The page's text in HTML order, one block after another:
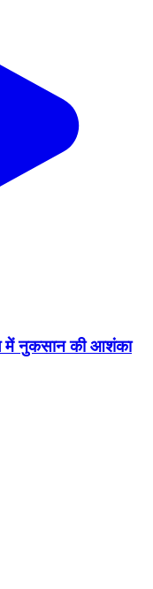
में नुकसान की आशंका